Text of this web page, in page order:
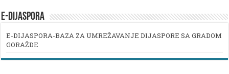
E-DIJASPORA
E-DIJASPORA-BAZA ZA UMREŽAVANJE DIJASPORE SA GRADOM
GORAŽDE